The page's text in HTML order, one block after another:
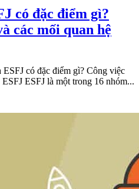
có đặc điểm gì?
các mối quan hệ
có đặc điểm gì? Công việc
ESFJ là một trong 16 nhóm...